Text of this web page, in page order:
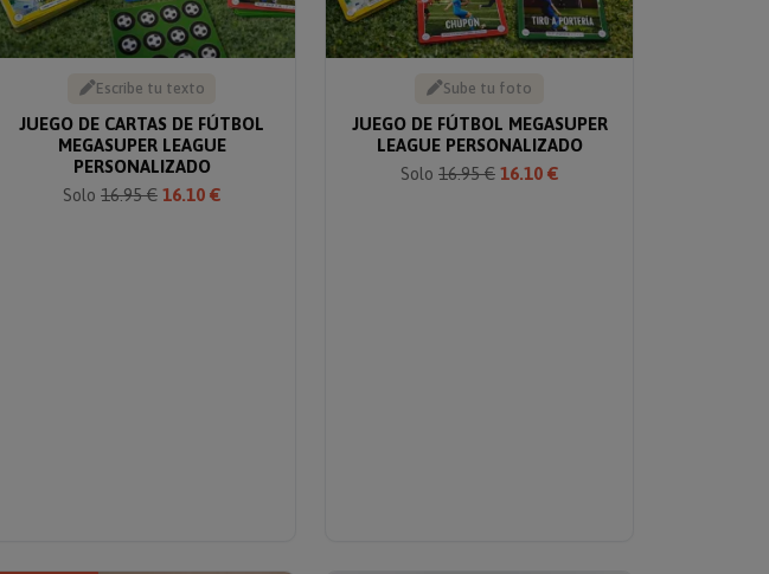
Escribe tu texto
JUEGO DE CARTAS DE FÚTBOL
MEGASUPER LEAGUE
PERSONALIZADO
Solo 16.95 € 16.10 €
Sube tu foto
JUEGO DE FÚTBOL MEGASUPER
LEAGUE PERSONALIZADO
Solo 16.95 € 16.10 €